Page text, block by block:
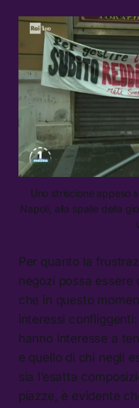
Uno striscione appeso
Napoli, alla spalle della
Per quanto la
negozi possa essere
che in questo
interessi
hanno interesse a
e quello di chi negli
sia l’esatta
piazze, è evidente